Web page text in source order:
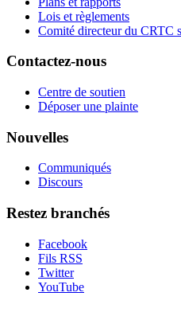
Lois et règlements
Comité directeur du CRTC
Contactez-nous
Centre de soutien
Déposer une plainte
Nouvelles
Communiqués
Discours
Restez branchés
Facebook
Fils RSS
Twitter
YouTube